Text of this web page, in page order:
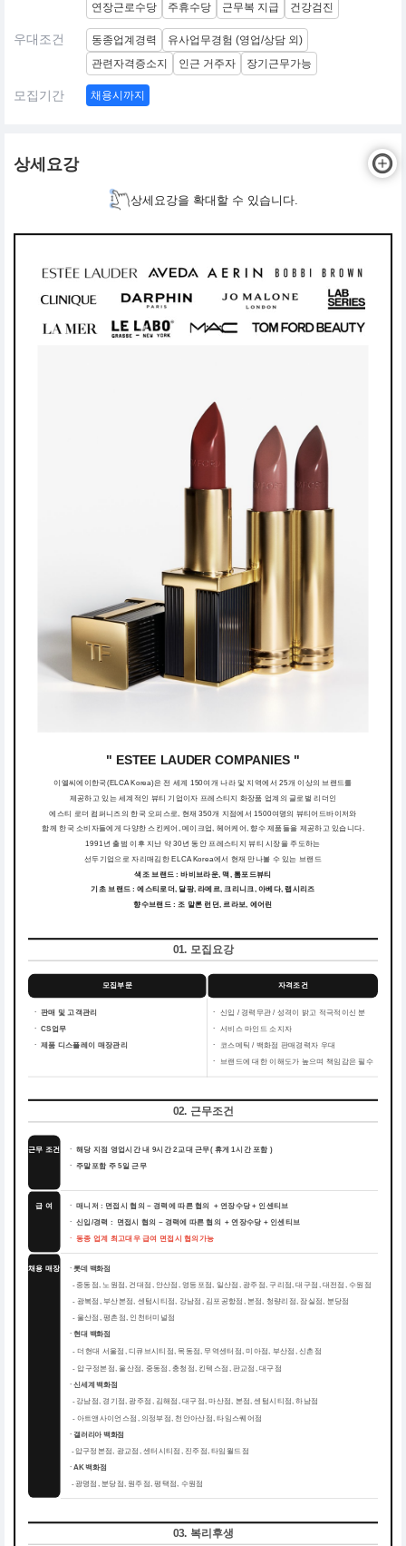
연장근로수당
주휴수당 근무복 지급 건강검진
우대조건 동종업계경력
유사업무경험 (영업/상담 외)
관련자격증소지
인근 거주자 장기근무가능
모집기간 채용시까지
상세요강
상세요강을 확대할 수 있습니다.
" ESTEE LAUDER COMPANIES "
이엘씨에이한국(ELCA Korea)은 전 세계 150여개 나라 및 지역에서 25개 이상의 브랜드를
제공하고 있는 세계적인 뷰티 기업이자 프레스티지 화장품 업계의 글로벌 리더인
에스티 로더 컴퍼니즈의 한국 오피스로, 현재 350개 지점에서 1500여명의 뷰티어드바이저와
함께 한국 소비자들에게 다양한 스킨케어, 메이크업, 헤어케어, 향수 제품들을 제공하고 있습니다.
1991년 출범 이후 지난 약 30년 동안 프레스티지 뷰티 시장을 주도하는
선두기업으로 자리매김한 ELCA Korea에서 현재 만나볼 수 있는 브랜드
색조 브랜드 : 바비브라운, 맥, 톰포드뷰티
기초 브랜드 : 에스티로더, 달팡, 라메르, 크리니크, 아베다, 랩시리즈
향수브랜드 : 조 말론 런던, 르라보, 에어린
01. 모집요강
모집부문 자격조건
ㆍ 판매 및 고객관리
ㆍ CS업무
ㆍ 제품 디스플레이 매장관리
ㆍ
신입 / 경력무관 / 성격이 밝고 적극적이신 분
ㆍ
서비스 마인드 소지자
ㆍ 코스메틱 / 백화점 판매경력자 우대
ㆍ 브랜드에 대한 이해도가 높으며 책임감은 필수
02. 근무조건
근무 조건
ㆍ 해당 지점 영업시간 내 9시간 2교대 근무( 휴게 1시간 포함 )
ㆍ 주말포함 주 5일 근무
급 여
ㆍ 매니저 : 면접시 협의 ~ 경력에 따른 협의 + 연장수당 + 인센티브
ㆍ 신입/경력 : 면접시 협의 ~ 경력에 따른 협의 + 연장수당 + 인센티브
ㆍ 동종 업계 최고대우 급여 면접시 협의가능
채용 매장 ㆍ롯데 백화점
-중동점, 노원점, 건대점, 안산점, 영등포점, 일산점, 광주점, 구리점, 대구점, 대전점, 수원점
- 광복점, 부산본점, 센텀시티점, 강남점, 김포공항점, 본점, 청량리점, 잠실점, 분당점
- 울산점, 평촌점, 인천터미널점
ㆍ현대 백화점
- 더현대 서울점, 디큐브시티점, 목동점, 무역센터점, 미아점, 부산점, 신촌점
- 압구정본점, 울산점, 중동점, 충청점, 킨텍스점, 판교점, 대구점
ㆍ신세계 백화점
- 강남점, 경기점, 광주점, 김해점, 대구점, 마산점, 본점, 센텀시티점, 하남점
- 아트앤사이언스점, 의정부점, 천안아산점, 타임스퀘어점
ㆍ갤러리아 백화점
-압구정본점, 광교점, 센터시티점, 진주점, 타임월드점
ㆍAK 백화점
-광명점, 분당점, 원주점, 평택점, 수원점
03. 복리후생